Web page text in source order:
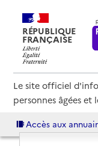
RÉPUBLIQUE
FRANÇAISE
Le site officiel
personnes âgées et
Accès aux